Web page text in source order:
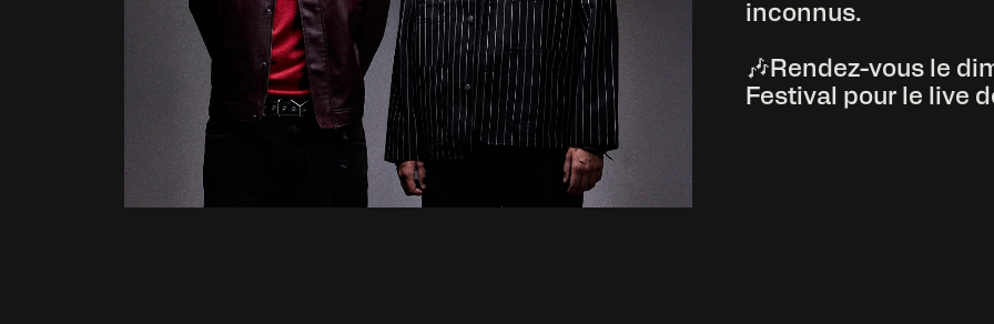
inconnus.
🎶Rendez-vous le
Festival pour le live